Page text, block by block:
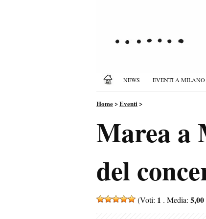
NEWS EVENTI A MILANO
Home>Eventi>
Marea a
del
(Voti: 1 . Media: 5,00